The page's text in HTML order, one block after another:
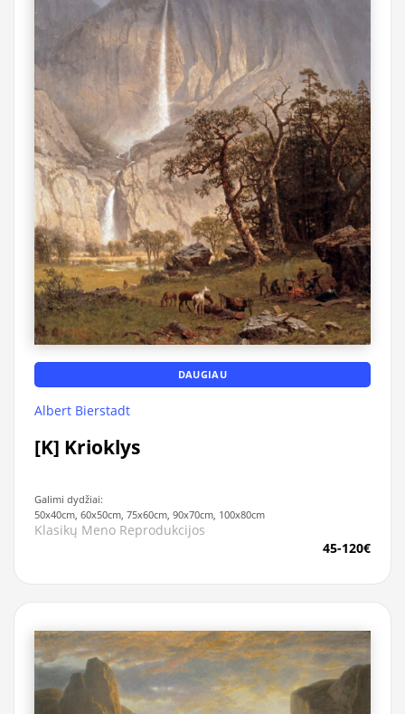
DAUGIAU
Albert Bierstadt
[K] Krioklys
Galimi dydžiai:
50x40cm, 60x50cm, 75x60cm, 90x70cm, 100x80cm
Klasikų Meno Reprodukcijos
45-120€